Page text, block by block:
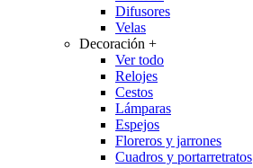
Difusores
Velas
Decoración +
Ver todo
Relojes
Cestos
Lámparas
Espejos
Floreros y jarrones
Cuadros y portarretratos